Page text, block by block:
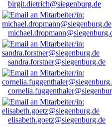
birgit.dietrich@siegenburg.de
sandra.forstner@siegenburg.de
elisabeth.goetz@siegenburg.de